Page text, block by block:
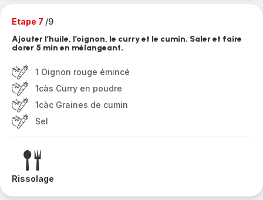
Etape 7 /9
Ajouter l’huile, l’oignon, le curry et le cumin. Saler et faire
dorer 5 min en mélangeant.
1 Oignon rouge émincé
1càs Curry en poudre
1càc Graines de cumin
Sel
Rissolage